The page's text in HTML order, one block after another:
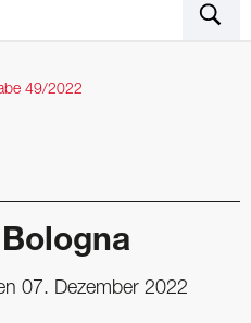
49/2022
07. Dezember 2022